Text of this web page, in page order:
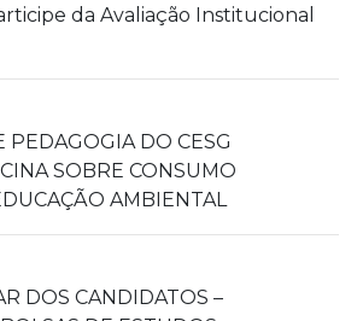
da Avaliação Institucional
PEDAGOGIA DO CESG
SOBRE CONSUMO
AMBIENTAL
DOS CANDIDATOS –